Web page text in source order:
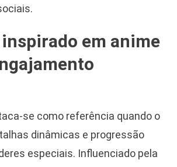
em anime
se como referência quando o
dinâmicas e progressão
especiais. Influenciado pela